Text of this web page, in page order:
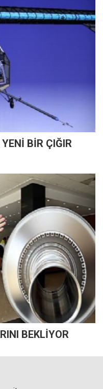
BİR ÇIĞIR
BEKLİYOR